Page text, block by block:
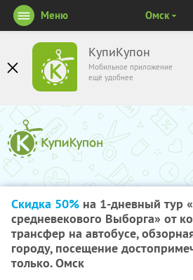
КупиКупон
Мобильное приложение
ещё удобнее
Меню Омск
Скидка 50% на 1-дневный тур
средневекового Выборга» от
трансфер на автобусе,
городу, посещение
только. Омск